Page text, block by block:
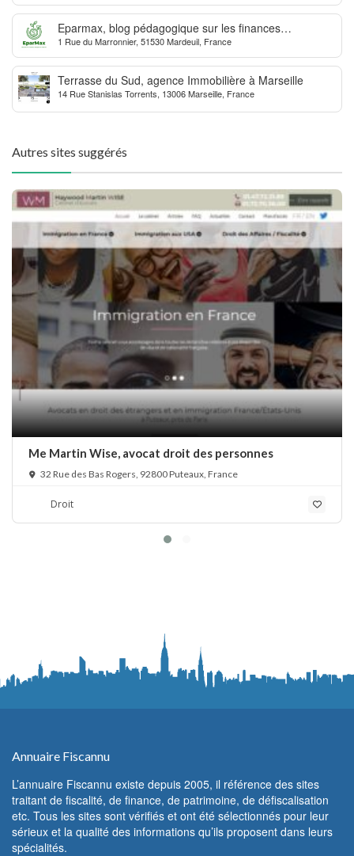
Eparmax, blog pédagogique sur les finances
personnelles
1 Rue du Marronnier, 51530 Mardeuil, France
Terrasse du Sud, agence Immobilière à Marseille
14 Rue Stanislas Torrents, 13006 Marseille, France
Autres sites suggérés
Me Martin Wise, avocat droit des personnes
32 Rue des Bas Rogers, 92800 Puteaux, France
Droit
Annuaire Fiscannu
L’annuaire Fiscannu existe depuis 2005, il référence des sites
traitant de fiscalité, de finance, de patrimoine, de défiscalisation
etc. Tous les sites sont vérifiés et ont été sélectionnés pour leur
sérieux et la qualité des informations qu’ils proposent dans leurs
spécialités.